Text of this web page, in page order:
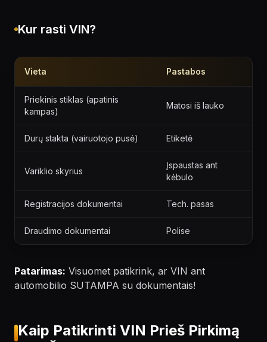
Kur rasti VIN?
Vieta Pastabos
Priekinis stiklas (apatinis
kampas)
Matosi iš lauko
Durų stakta (vairuotojo pusė) Etiketė
Variklio skyrius
Įspaustas ant
kėbulo
Registracijos dokumentai Tech. pasas
Draudimo dokumentai Polise
Patarimas: Visuomet patikrink, ar VIN ant
automobilio SUTAMPA su dokumentais!
Kaip Patikrinti VIN Prieš Pirkimą